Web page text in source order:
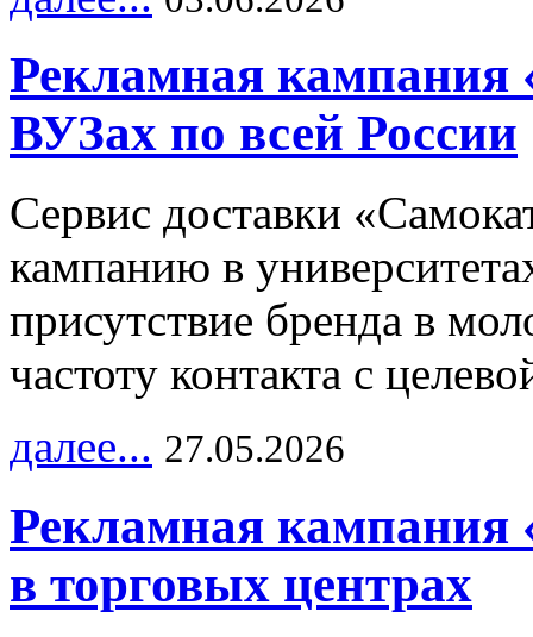
Рекламная кампания
ВУЗах по всей России
Сервис доставки
кампанию в
присутствие бренда в
частоту контакта с
далее... 27.05.2026
Рекламная кампания
в торговых центрах